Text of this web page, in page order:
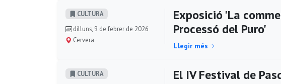
CULTURA
dilluns, 9 de febrer de 2026
Cervera
Exposició 'La
Processó del Puro'
Llegir més
CULTURA
El IV Festival de